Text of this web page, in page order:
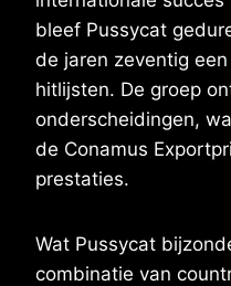
bleef Pussycat
de jaren zeventig
hitlijsten. De groep
onderscheidingen,
de Conamus
prestaties.
Wat Pussycat
combinatie van